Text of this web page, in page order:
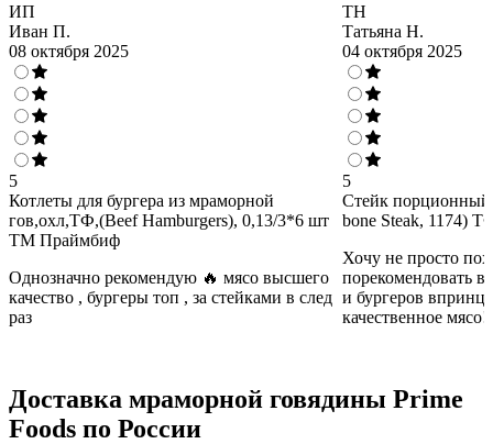
ИП
Иван П.
08 октября 2025
5
Котлеты для бургера из мраморной
гов,охл,ТФ,(Beef Hamburgers), 0,13/3*6 шт
ТМ Праймбиф
Однозначно рекомендую 🔥 мясо высшего
качество , бургеры топ , за стейками в след
раз
ТН
Татьяна Н.
04 октября 2025
5
Стейк
bone Steak, 1174)
Хочу не просто
порекомендовать
и бургеров
качественное мясо!
Доставка мраморной говядины Prime
Foods по России